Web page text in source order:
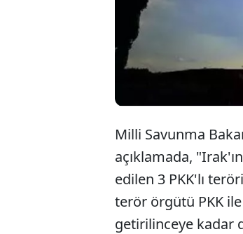
Milli Savunma
açıklamada,
edilen 3 PKK'lı
terör örgütü PKK
getirilinceye kadar